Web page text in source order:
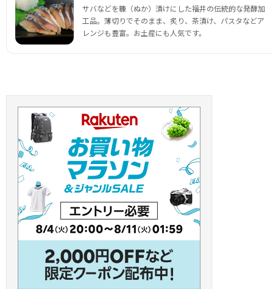
サバなどを糠（ぬか）漬けにした福井の伝統的な発酵加
工品。薄切りでそのまま、炙り、茶漬け、パスタなどア
レンジも豊富。お土産にも人気です。